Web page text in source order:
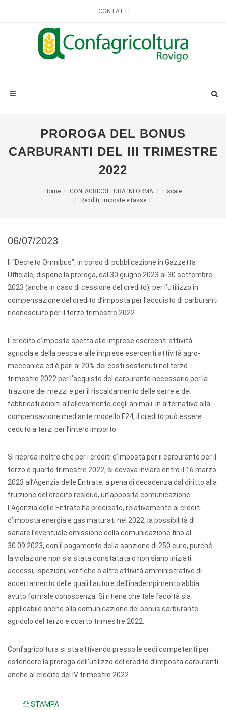
CONTATTI
PROROGA DEL BONUS
CARBURANTI DEL III TRIMESTRE
2022
Home CONFAGRICOLTURA INFORMA
Fiscale
Redditi, imposte e tasse
06/07/2023
Il “Decreto Omnibus”, in corso di pubblicazione in Gazzetta
Ufficiale, dispone la proroga, dal 30 giugno 2023 al 30 settembre
2023 (anche in caso di cessione del credito), per l’utilizzo in
compensazione del credito d’imposta per l'acquisto di carburanti
riconosciuto per il terzo trimestre 2022.
Il credito d’imposta spetta alle imprese esercenti attività
agricola e della pesca e alle imprese esercenti attività agro-
meccanica ed è pari al 20% dei costi sostenuti nel terzo
trimestre 2022 per l’acquisto del carburante necessario per la
trazione dei mezzi e per il riscaldamento delle serre e dei
fabbricati adibiti all’allevamento degli animali. In alternativa alla
compensazione mediante modello F24, il credito può essere
ceduto a terzi per l’intero importo.
Si ricorda inoltre che per i crediti d’imposta per il carburante per il
terzo e quarto trimestre 2022, si doveva inviare entro il 16 marzo
2023 all’Agenzia delle Entrate, a pena di decadenza dal diritto alla
fruizione del credito residuo, un’apposita comunicazione.
L’Agenzia delle Entrate ha precisato, relativamente ai crediti
d’imposta energia e gas maturati nel 2022, la possibilità di
sanare l’eventuale omissione della comunicazione fino al
30.09.2023, con il pagamento della sanzione di 250 euro, purché
la violazione non sia stata constatata o non siano iniziati
accessi, ispezioni, verifiche o altre attività amministrative di
accertamento delle quali l'autore dell'inadempimento abbia
avuto formale conoscenza. Si ritiene che tale facoltà sia
applicabile anche alla comunicazione dei bonus carburante
agricolo del terzo e quarto trimestre 2022.
Confagricoltura si sta attivando presso le sedi competenti per
estendere la proroga dell’utilizzo del credito d’imposta carburanti
anche al credito del IV trimestre 2022.
STAMPA